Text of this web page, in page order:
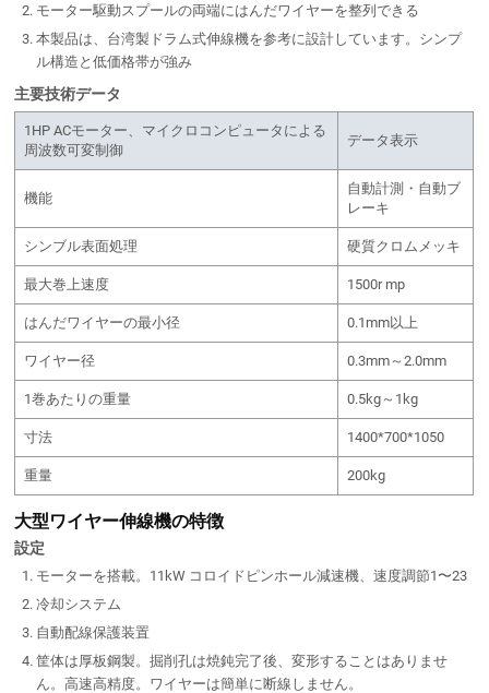
モーター駆動スプールの両端にはんだワイヤーを整列できる
本製品は、台湾製ドラム式伸線機を参考に設計しています。シンプ
ル構造と低価格帯が強み
主要技術データ
1HP ACモーター、マイクロコンピュータによる
周波数可変制御
データ表示
機能
自動計測・自動ブ
レーキ
シンブル表面処理 硬質クロムメッキ
最大巻上速度 1500r mp
はんだワイヤーの最小径 0.1mm以上
ワイヤー径 0.3mm～2.0mm
1巻あたりの重量 0.5kg～1kg
寸法 1400*700*1050
重量 200kg
大型ワイヤー伸線機の特徴
設定
モーターを搭載。11kW コロイドピンホール減速機、速度調節1〜23
冷却システム
自動配線保護装置
筐体は厚板鋼製。掘削孔は焼鈍完了後、変形することはありませ
ん。高速高精度。ワイヤーは簡単に断線しません。